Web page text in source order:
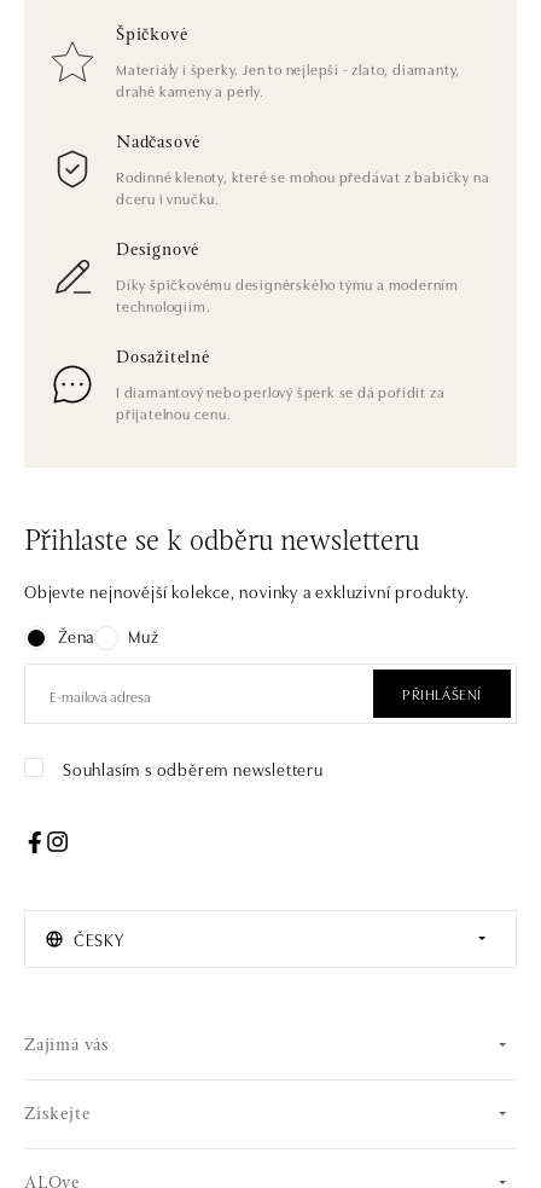
Špičkové
Materiály i šperky. Jen to nejlepší - zlato, diamanty,
drahé kameny a perly.
Nadčasové
Rodinné klenoty, které se mohou předávat z babičky na
dceru i vnučku.
Designové
Díky špičkovému designérského týmu a moderním
technologiím.
Dosažitelné
I diamantový nebo perlový šperk se dá pořídit za
přijatelnou cenu.
Přihlaste se k odběru newsletteru
Objevte nejnovější kolekce, novinky a exkluzivní produkty.
Žena
Muž
PŘIHLÁŠENÍ
Souhlasím s odběrem newsletteru
ČESKY
Zajímá vás
Získejte
ALOve